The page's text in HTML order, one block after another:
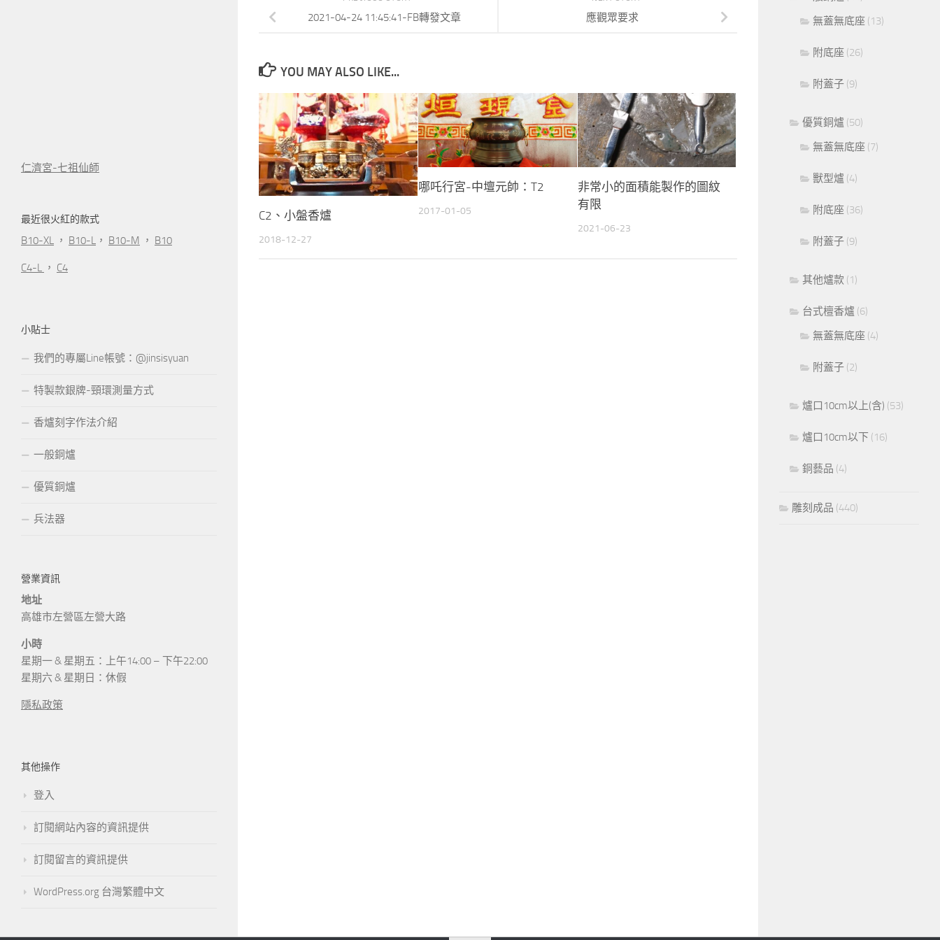
應觀眾要求
2021-04-24 11:45:41-FB轉發文章
YOU MAY ALSO LIKE...
C2、小盤香爐
2018-12-27
哪吒行宮-中壇元帥：T2
2017-01-05
非常小的面積能製作的圖紋
有限
2021-06-23
仁濟宮-七祖仙師
最近很火紅的款式
B10-XL ， B10-L ， B10-M ， B10
C4-L ， C4
小貼士
我們的專屬Line帳號：@jinsisyuan
特製款銀牌-頸環測量方式
香爐刻字作法介紹
一般銅爐
優質銅爐
兵法器
營業資訊
地址
高雄市左營區左營大路
小時
星期一 & 星期五：上午14:00 – 下午22:00
星期六 & 星期日：休假
隱私政策
其他操作
登入
訂閱網站內容的資訊提供
訂閱留言的資訊提供
WordPress.org 台灣繁體中文
無蓋無底座 (13)
附底座 (26)
附蓋子 (9)
優質銅爐 (50)
無蓋無底座 (7)
獸型爐 (4)
附底座 (36)
附蓋子 (9)
其他爐款 (1)
台式檀香爐 (6)
無蓋無底座 (4)
附蓋子 (2)
爐口10cm以上(含) (53)
爐口10cm以下 (16)
銅藝品 (4)
雕刻成品 (440)